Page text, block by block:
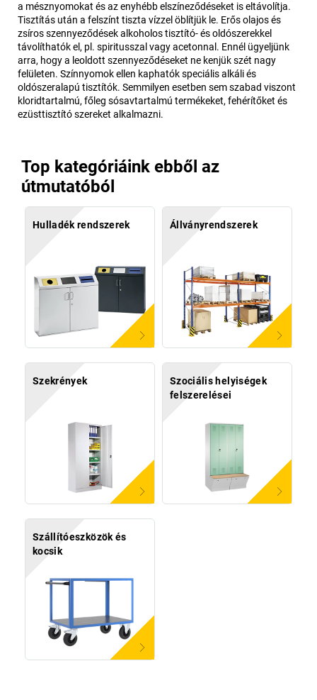
a mésznyomokat és az enyhébb elszíneződéseket is eltávolítja.
Tisztítás után a felszínt tiszta vízzel öblítjük le. Erős olajos és
zsíros szennyeződések alkoholos tisztító- és oldószerekkel
távolíthatók el, pl. spiritusszal vagy acetonnal. Ennél ügyeljünk
arra, hogy a leoldott szennyeződéseket ne kenjük szét nagy
felületen. Színnyomok ellen kaphatók speciális alkáli és
oldószeralapú tisztítók. Semmilyen esetben sem szabad viszont
kloridtartalmú, főleg sósavtartalmú termékeket, fehérítőket és
ezüsttisztító szereket alkalmazni.
Top kategóriáink ebből az
útmutatóból
Hulladék rendszerek Állványrendszerek
Szekrények
Szociális helyiségek
felszerelései
Szállítóeszközök és
kocsik